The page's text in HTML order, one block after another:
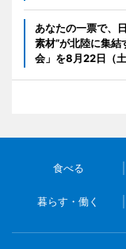
あなたの一票で、
素材”が北陸に集
会」を8月22日（
食べる
暮らす・働く